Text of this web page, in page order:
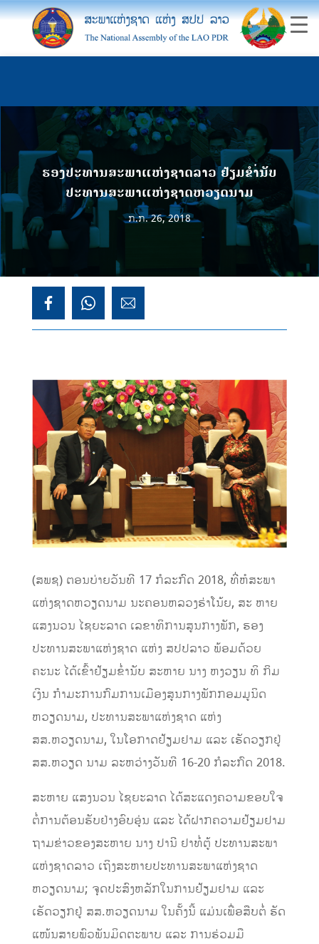
ຮອງປະທານສະພາແຫ່ງຊາດລາວ ຢ້ຽມຂຳ່ນັບ
ປະທານສະພາແຫ່ງຊາດຫວຽດນາມ
ກ.ກ. 26, 2018
(ສພຊ) ຕອນບ່າຍວັນທີ 17 ກໍລະກົດ 2018, ທີ່ຫໍສະພາ
ແຫ່ງຊາດຫວຽດນາມ ນະຄອນຫລວງຮ່າໂນ້ຍ,​ ສະ ຫາຍ
ແສງນວນ ໄຊຍະລາດ ເລຂາທິການສູນກາງພັກ, ຮອງ
ປະທານສະພາແຫ່ງຊາດ ແຫ່ງ ສປປລາວ ພ້ອມດ້ວຍ
ຄະນະ ໄດ້ເຂົ້າຢ້ຽມຂໍ່ານັບ ສະຫາຍ ນາງ ຫງວຽນ ທິ ກິມ
ເງິນ ກໍາມະການກົມການເມືອງສູນກາງພັກກອມມູນິດ
ຫວຽດນາມ, ປະທານສະພາແຫ່ງຊາດ ແຫ່ງ
ສສ.ຫວຽດນາມ, ໃນໂອກາດຢ້ຽມຢາມ ແລະ ເຮັດວຽກຢູ່
ສສ.ຫວຽດ ນາມ ລະຫວ່າງວັນທີ 16-20 ກໍລະກົດ 2018.
ສະຫາຍ ແສງນວນ ໄຊຍະລາດ ໄດ້ສະ​ແດງ​ຄວາມ​ຂອບ​ໃຈ​
ຕໍ່​ການຕ້ອນ​​ຮັບຢ່າງອົບອຸ່ນ ແລະ ໄດ້ຝາກ​ຄວາມ​ຢ້​ຽມ​ຢາມ​
ຖາມ​ຂ່າວຂອງ​ສະ​ຫາຍ ນາງ ປາ​ນີ ຢາ​ທໍ່​ຕູ້ ປະ​ທານ​ສະ​ພາ​
ແຫ່ງ​ຊາດ​ລາວ ເຖິງ​ສະ​ຫາຍປະ​ທານ​ສະ​ພາ​ແຫ່ງ​ຊາດ​
ຫວຽດ​ນາມ; ຈຸດປະສົງຫລັກໃນການຢ້ຽມຢາມ ແລະ
ເຮັດວຽກຢູ່ ສສ.ຫວຽດນາມ ໃນຄັ້ງນີ້ ແມ່ນເພື່ອສືບຕໍ່ ຮັດ
ແໜ້ນສາຍພົວພັນມິດຕະພາບ ແລະ ການຮ່ວມມື